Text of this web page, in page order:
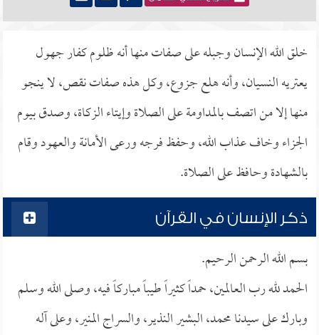
خلق الله الإنسان وجبله على صفات منها أنه ظلوم كفار جهول
يعتريه النسيان، وأنه هلع جزوع، وكل هذه صفات نقص، لا ينجو
منها إلا من اتصف بالمداومة على الصلاة وإيتاء الزكاة، وصدق بيوم
الجزاء وخاف عذاب الله، وحفظ فرجه ورعى الأمانة والعهود وقام
بالشهادة وحافظ على الصلاة.
ذكر الإنسان في القرآن
بسم الله الرحمن الرحيم.
الحمد لله رب العالمين، حمداً كثيراً طيباً مباركاً فيه، وصلى الله وسلم
وبارك على سيدنا محمد، البشير النذير، والسراج المنير، وعلى آله